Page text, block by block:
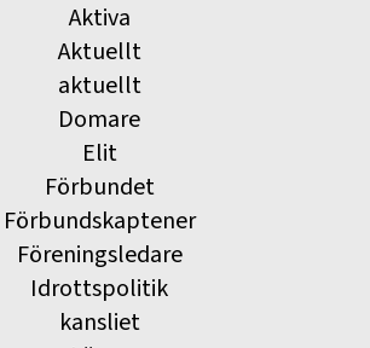
Aktiva
Aktuellt
aktuellt
Domare
Elit
Förbundet
Förbundskaptener
Föreningsledare
Idrottspolitik
kansliet